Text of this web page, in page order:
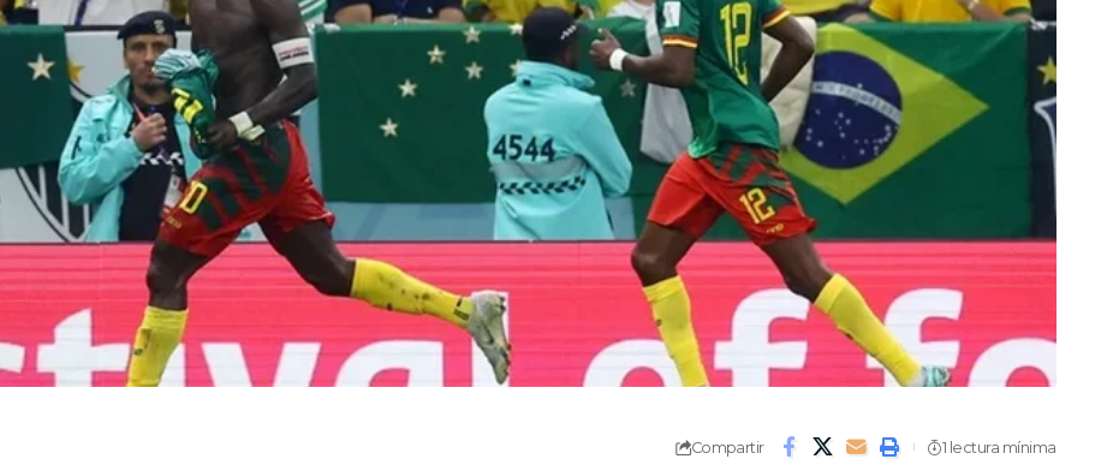
Compartir 1 lectura mínima